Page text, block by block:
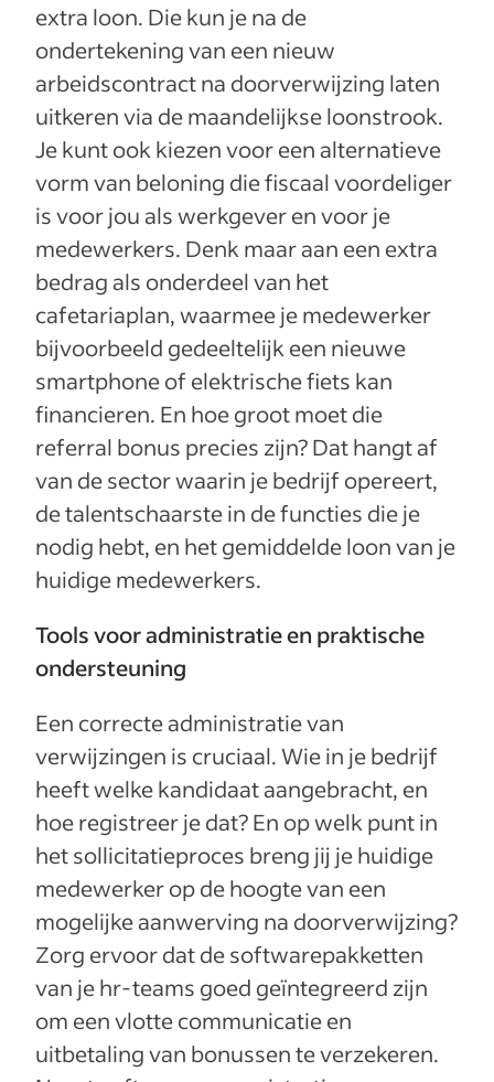
extra loon. Die kun je na de
ondertekening van een nieuw
arbeidscontract na doorverwijzing laten
uitkeren via de maandelijkse loonstrook.
Je kunt ook kiezen voor een alternatieve
vorm van beloning die fiscaal voordeliger
is voor jou als werkgever en voor je
medewerkers. Denk maar aan een extra
bedrag als onderdeel van het
cafetariaplan, waarmee je medewerker
bijvoorbeeld gedeeltelijk een nieuwe
smartphone of elektrische fiets kan
financieren. En hoe groot moet die
referral bonus precies zijn? Dat hangt af
van de sector waarin je bedrijf opereert,
de talentschaarste in de functies die je
nodig hebt, en het gemiddelde loon van je
huidige medewerkers.
Tools voor administratie en praktische
ondersteuning
Een correcte administratie van
verwijzingen is cruciaal. Wie in je bedrijf
heeft welke kandidaat aangebracht, en
hoe registreer je dat? En op welk punt in
het sollicitatieproces breng jij je huidige
medewerker op de hoogte van een
mogelijke aanwerving na doorverwijzing?
Zorg ervoor dat de softwarepakketten
van je hr-teams goed geïntegreerd zijn
om een vlotte communicatie en
uitbetaling van bonussen te verzekeren.